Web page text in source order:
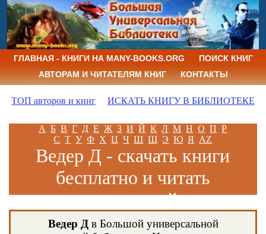
ГЛАВНАЯ - КНИГИ НА MANY-BOOKS.ORG
ПОИСК КНИГ
АВТОРАМ И ЧИТАТЕЛЯМ КНИГ
КОНТАКТЫ
ТОП авторов и книг ИСКАТЬ КНИГУ В БИБЛИОТЕКЕ
А Б В Г Д Е Ж З И Й К Л М Н О П Р
С Т У Ф Х Ц Ч Ш Щ Э Ю Я AZ
Ведер Д - скачать книги
бесплатно и читать
книги онлайн
Ведер Дв Большой универсальной